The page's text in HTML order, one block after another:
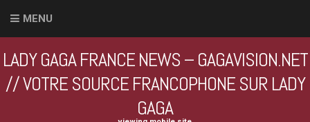
MENU
LADY GAGA FRANCE NEWS – GAGAVISION.NET
// VOTRE SOURCE FRANCOPHONE SUR LADY
GAGA